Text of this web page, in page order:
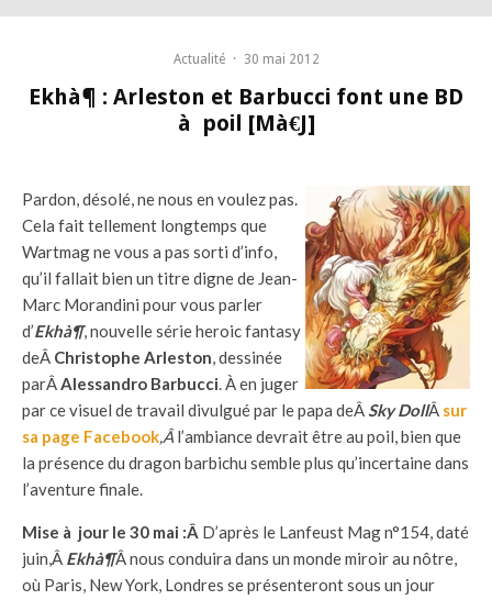
Actualité · 30 mai 2012
Ekhà¶ : Arleston et Barbucci font une BD
à poil [Mà€J]
Pardon, désolé, ne nous en voulez pas.
Cela fait tellement longtemps que
Wartmag ne vous a pas sorti d’info,
qu’il fallait bien un titre digne de Jean-
Marc Morandini pour vous parler
d’Ekhà¶, nouvelle série heroic fantasy
deÂ Christophe Arleston, dessinée
parÂAlessandro Barbucci. À en juger
par ce visuel de travail divulgué par le papa deÂSky DollÂ sur
sa page Facebook,Â l’ambiance devrait être au poil, bien que
la présence du dragon barbichu semble plus qu’incertaine dans
l’aventure finale.
Mise à jour le 30 mai :Â D’après le Lanfeust Mag n°154, daté
juin,Â Ekhà¶Â nous conduira dans un monde miroir au nôtre,
où Paris, New York, Londres se présenteront sous un jour